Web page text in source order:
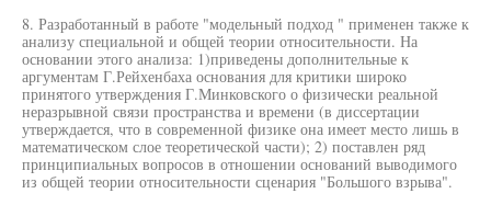
8. Разработанный в работе "модельный подход " применен также к
анализу специальной и общей теории относительности. На
основании этого анализа: 1)приведены дополнительные к
аргументам Г.Рейхенбаха основания для критики широко
принятого утверждения Г.Минковского о физически реальной
неразрывной связи пространства и времени (в диссертации
утверждается, что в современной физике она имеет место лишь в
математическом слое теоретической части); 2) поставлен ряд
принципиальных вопросов в отношении оснований выводимого
из общей теории относительности сценария "Большого взрыва".